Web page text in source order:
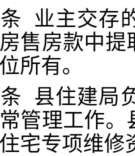
业主交存
售房款中
所有。
县住建局
管理工作。
宅专项维修